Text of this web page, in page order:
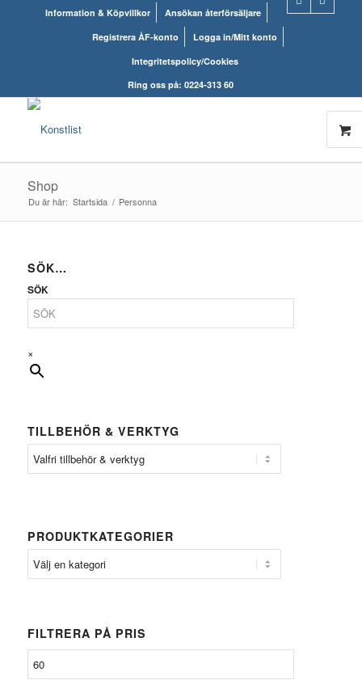
Information & Köpvillkor
Ansökan återförsäljare
Registrera ÅF-konto
Logga in/Mitt konto
Integritetspolicy/Cookies
Ring oss på: 0224-313 60
Shop
Du är här: Startsida / Personna
SÖK…
SÖK
×
TILLBEHÖR & VERKTYG
PRODUKTKATEGORIER
FILTRERA PÅ PRIS